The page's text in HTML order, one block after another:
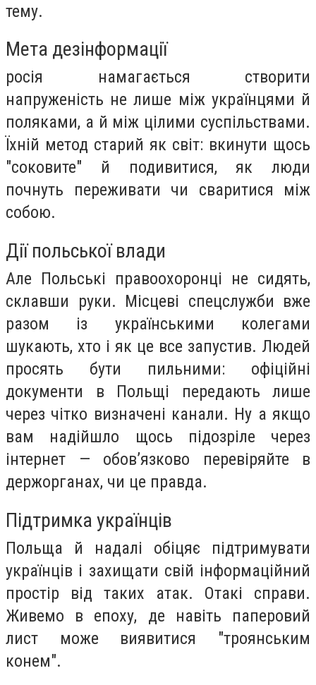
тему.
Мета дезінформації
росія намагається створити
напруженість не лише між українцями й
поляками, а й між цілими суспільствами.
Їхній метод старий як світ: вкинути щось
"соковите" й подивитися, як люди
почнуть переживати чи сваритися між
собою.
Дії польської влади
Але Польські правоохоронці не сидять,
склавши руки. Місцеві спецслужби вже
разом із українськими колегами
шукають, хто і як це все запустив. Людей
просять бути пильними: офіційні
документи в Польщі передають лише
через чітко визначені канали. Ну а якщо
вам надійшло щось підозріле через
інтернет — обов’язково перевіряйте в
держорганах, чи це правда.
Підтримка українців
Польща й надалі обіцяє підтримувати
українців і захищати свій інформаційний
простір від таких атак. Отакі справи.
Живемо в епоху, де навіть паперовий
лист може виявитися "троянським
конем".